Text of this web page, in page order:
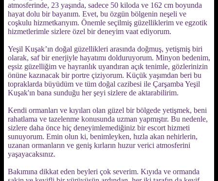
atmosferinde, 23 yaşında, sadece 50 kiloda ve 162 cm boyunda
hayat dolu bir bayanım. Evet, bu özgün bölgenin neşeli ve
coşkulu hizmetkarıyım. Önemle seçilmiş güzelliklerim ve egzotik
hizmetlerimle sizlere özel bir deneyim vaat ediyorum.
Yeşil Kuşak’ın doğal güzellikleri arasında doğmuş, yetişmiş biri
olarak, saf bir enerjiyle hayatımı dolduruyorum. Minyon bedenim,
eşsiz güzelliğim ve hayranlık uyandıran açık tenimle, gözlerinizin
önüne kazınacak bir portre çiziyorum. Küçük yaşımdan beri bu
topraklarda büyüdüm ve tüm doğal cazibesi ile Çarşamba Yeşil
Kuşak'ın bana sunduğu her şeyi sizlere de aktarabilirim.
Kendi ormanları ve kıyıları olan güzel bir bölgede yetişmek, beni
rahatlama ve tazelenme konusunda uzman yapmıştır. Bu nedenle,
sizlere daha önce hiç deneyimlemediğiniz bir escort hizmeti
sunuyorum. Emin olun ki, benimleyken, hızla akan nehirlerin,
uzanan ormanların ve geniş kırların huzur verici atmosferini
yaşayacaksınız.
Bakımına dikkat eden beyleri çok severim. Kıyıda ve ormanda